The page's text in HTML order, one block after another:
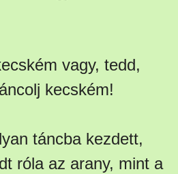
vagy, tedd,
kecském!
táncba kezdett,
róla az arany, mint a